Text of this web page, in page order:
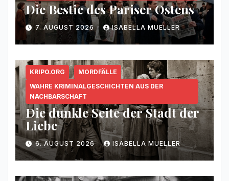
Die Bestie des Pariser Ostens
7. AUGUST 2026 ISABELLA MUELLER
KRIPO.ORG
MORDFÄLLE
WAHRE KRIMINALGESCHICHTEN AUS DER
NACHBARSCHAFT
Die dunkle Seite der Stadt der
Liebe
6. AUGUST 2026 ISABELLA MUELLER